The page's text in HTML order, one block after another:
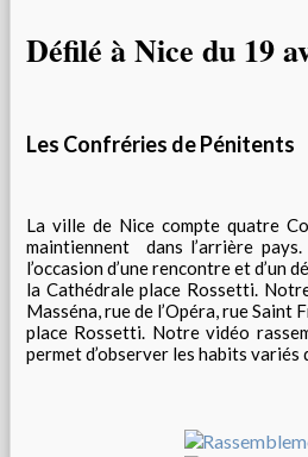
Défilé à Nice du 19
Les Confréries de Pénitents
La ville de Nice compte quatre
maintiennent dans l’arrière
l’occasion d’une rencontre et d’un
la Cathédrale place Rossetti.
Masséna, rue de l’Opéra, rue
place Rossetti. Notre vidéo
permet d’observer les habits